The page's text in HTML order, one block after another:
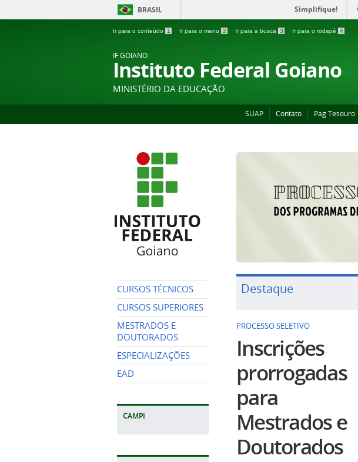
BRASIL Simplifique!
Ir para o conteúdo 1 Ir para o menu 2 Ir para a busca 3 Ir para o rodapé 4
IF GOIANO
Instituto Federal Goiano
MINISTÉRIO DA EDUCAÇÃO
SUAP Contato Pag Tesouro
CURSOS TÉCNICOS
CURSOS SUPERIORES
MESTRADOS E
DOUTORADOS
ESPECIALIZAÇÕES
EAD
CAMPI
Destaque
PROCESSO SELETIVO
Inscrições
prorrogadas
para
Mestrados e
Doutorados